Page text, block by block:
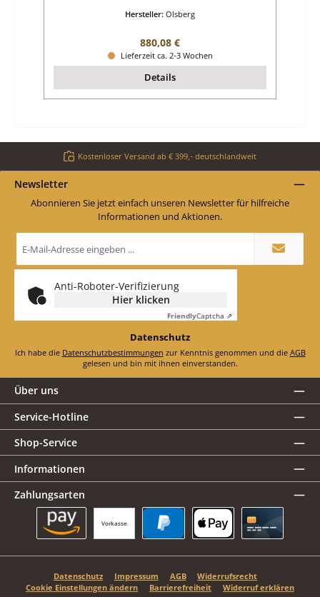
Hersteller: Olsberg
Regulärer Preis:
880,08 €
Lieferzeit ca. 2-3 Wochen
Details
Kostenloser Versand ab € 399,- deutschlandweit
Newsletter
Abonnieren Sie jetzt einfach unseren Newsletter für hilfreiche
Informationen und Aktionen.
Mail-
Adresse
*
Anti-Roboter-Verifizierung
Hier klicken
FriendlyCaptcha ⇗
Datenschutz
Ich habe die Datenschutzbestimmungen zur Kenntnis genommen und die AGB
gelesen und bin mit ihnen einverstanden.
Über uns
Service-Hotline
Shop-Service
Informationen
Zahlungsarten
Vorkasse
Datenschutz Impressum AGB
Widerrufsrecht
Cookie Einstellungen ändern
Barrierefreiheit Widerruf erklären